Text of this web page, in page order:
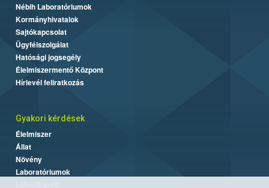
Nébih Laboratóriumok
Kormányhivatalok
Sajtókapcsolat
Ügyfélszolgálat
Hatósági jogsegély
Élelmiszermentő Központ
Hírlevél feliratkozás
Gyakori kérdések
Élelmiszer
Állat
Növény
Laboratóriumok